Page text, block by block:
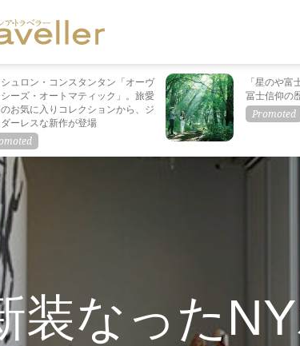
ュロン・コンスタンタン「オーヴ
シーズ・オートマティック」。旅愛
お気に入りコレクションから、ジ
ダーレスな新作が登場
「星のや富
冨士信仰の
装なった